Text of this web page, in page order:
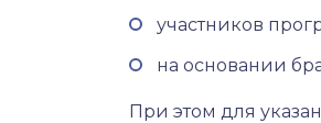
участников
на основании
При этом для